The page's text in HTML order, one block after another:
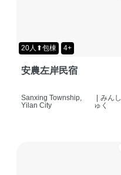
20人⬆包棟 4+
安農左岸民宿
Sanxing Township,
Yilan City
| みんし
ゅく